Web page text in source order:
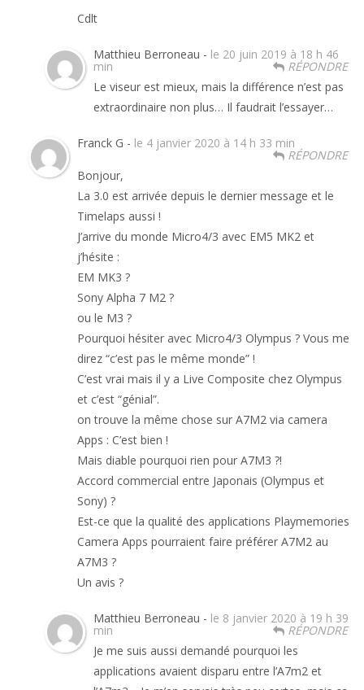
Cdlt
Matthieu Berroneau - le 20 juin 2019 à 18 h 46
min
RÉPONDRE
Le viseur est mieux, mais la différence n’est pas
extraordinaire non plus… Il faudrait l’essayer…
Franck G - le 4 janvier 2020 à 14 h 33 min
RÉPONDRE
Bonjour,
La 3.0 est arrivée depuis le dernier message et le
Timelaps aussi !
J’arrive du monde Micro4/3 avec EM5 MK2 et
j’hésite :
EM MK3 ?
Sony Alpha 7 M2 ?
ou le M3 ?
Pourquoi hésiter avec Micro4/3 Olympus ? Vous me
direz “c’est pas le même monde” !
C’est vrai mais il y a Live Composite chez Olympus
et c’est “génial”.
on trouve la même chose sur A7M2 via camera
Apps : C’est bien !
Mais diable pourquoi rien pour A7M3 ?!
Accord commercial entre Japonais (Olympus et
Sony) ?
Est-ce que la qualité des applications Playmemories
Camera Apps pourraient faire préférer A7M2 au
A7M3 ?
Un avis ?
Matthieu Berroneau - le 8 janvier 2020 à 19 h 39
min
RÉPONDRE
Je me suis aussi demandé pourquoi les
applications avaient disparu entre l’A7m2 et